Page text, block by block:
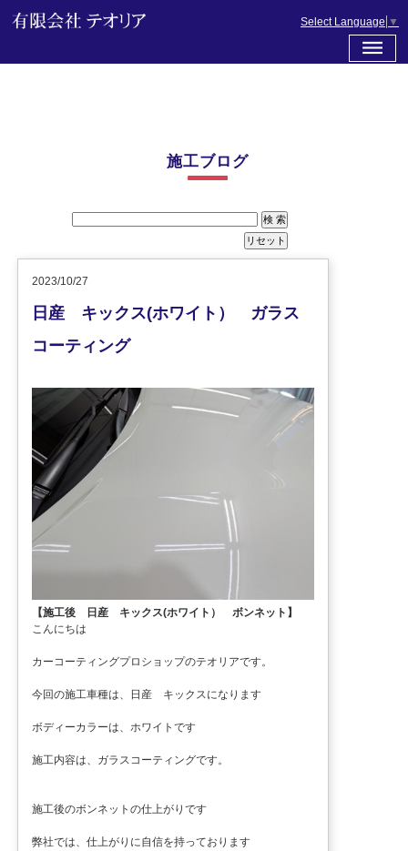
Select Language ▼
施工ブログ
2023/10/27
日産 キックス(ホワイト） ガラス
コーティング
【施工後 日産 キックス(ホワイト） ボンネット】
こんにちは
カーコーティングプロショップのテオリアです。
今回の施工車種は、日産 キックスになります
ボディーカラーは、ホワイトです
施工内容は、ガラスコーティングです。
施工後のボンネットの仕上がりです
弊社では、仕上がりに自信を持っております